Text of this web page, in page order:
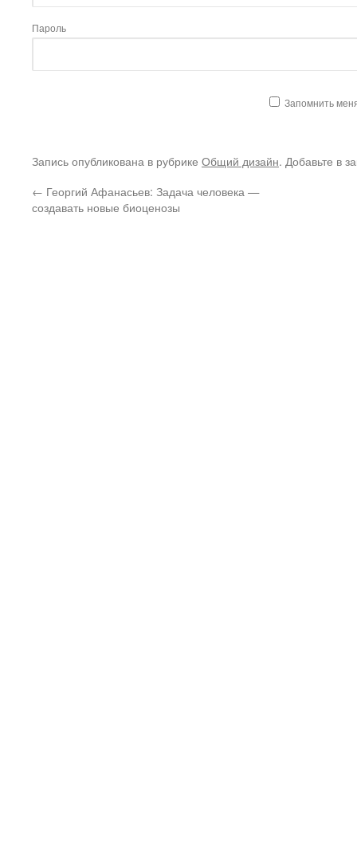
Пароль
Запомнить
Запись опубликована в рубрике Общий дизайн. Добавьте в
← Георгий Афанасьев: Задача человека —
создавать новые биоценозы